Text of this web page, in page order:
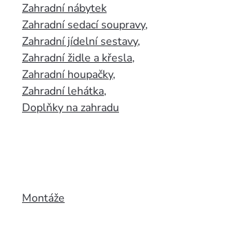
Zahradní nábytek
Zahradní sedací soupravy,
Zahradní jídelní sestavy,
Zahradní židle a křesla,
Zahradní houpačky,
Zahradní lehátka,
Doplňky na zahradu
Montáže